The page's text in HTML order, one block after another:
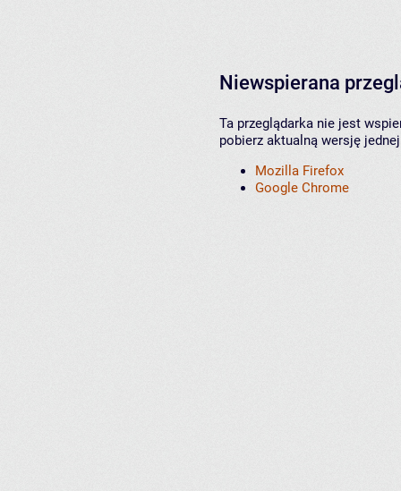
Niewspierana
Ta przeglądarka nie jest
pobierz aktualną wersję
Mozilla Firefox
Google Chrome